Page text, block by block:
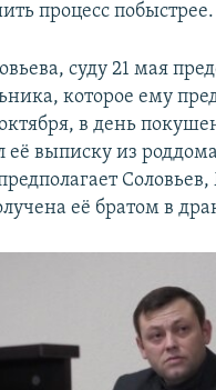
процесс побыстрее.
суду 21 мая
которое ему
в день
выписку из
её братом в